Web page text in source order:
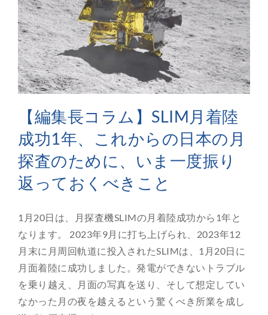
【編集長コラム】SLIM月着陸
成功1年、これからの日本の月
探査のために、いま一度振り
返っておくべきこと
1月20日は、月探査機SLIMの月着陸成功から1年と
なります。 2023年9月に打ち上げられ、2023年12
月末に月周回軌道に投入されたSLIMは、1月20日に
月面着陸に成功しました。発電ができないトラブル
を乗り越え、月面の写真を送り、そして想定してい
なかった月の夜を越えるという驚くべき所業を成し